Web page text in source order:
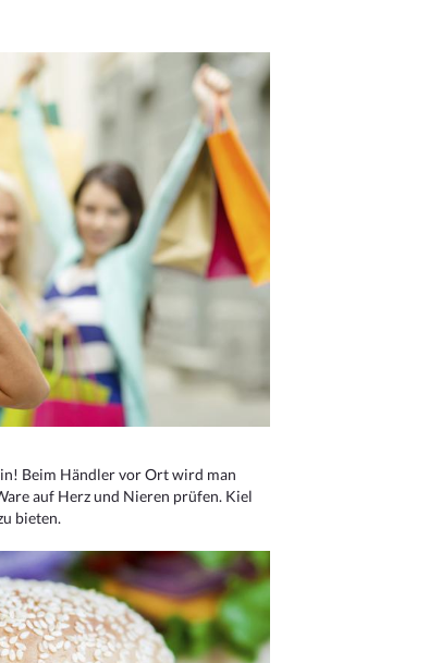
Beim Händler vor Ort wird man
auf Herz und Nieren prüfen. Kiel
bieten.